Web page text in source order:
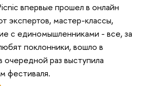
впервые прошел в онлайн
экспертов, мастер-классы,
с единомышленниками - все, за
поклонники, вошло в
очередной раз выступила
фестиваля.